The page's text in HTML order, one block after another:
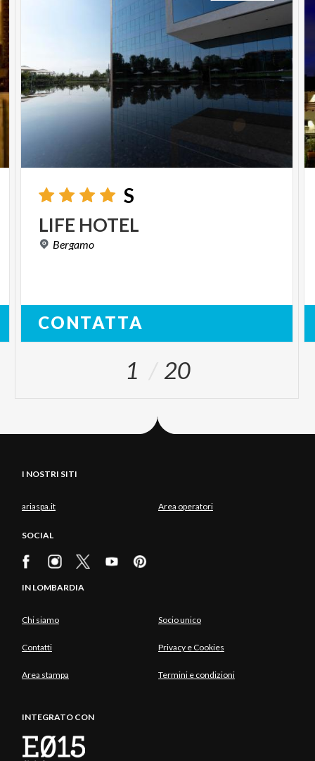
S
LIFE HOTEL
Bergamo
CONTATTA
1 20
I NOSTRI SITI
ariaspa.it Area operatori
SOCIAL
IN LOMBARDIA
Chi siamo Socio unico
Contatti Privacy e Cookies
Area stampa Termini e condizioni
INTEGRATO CON